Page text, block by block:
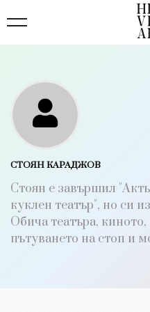
Бизнес
1633
Dialogue
Изкуство
4339
Красота
777
Дизайн
СТОЯН КАРАДЖОВ
Стоян е завършил
куклен театър", но си
Обича театъра,
пътуването на стоп и